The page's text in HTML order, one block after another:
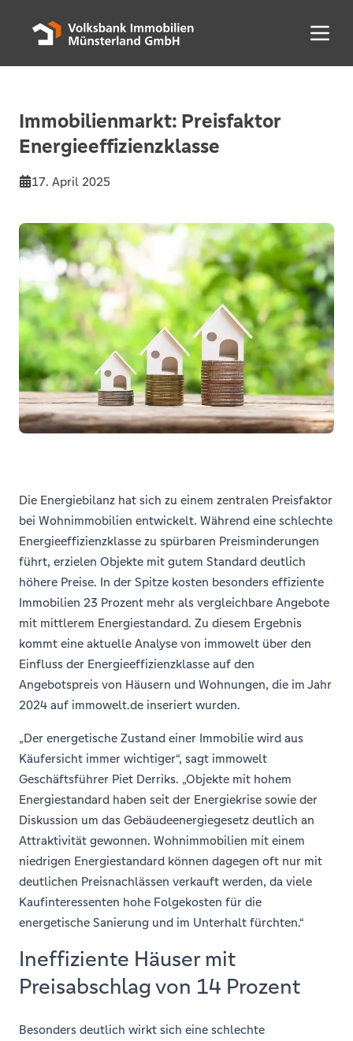
Menü
Immobilienmarkt: Preisfaktor
Energieeffizienzklasse
17. April 2025
Die Energiebilanz hat sich zu einem zentralen Preisfaktor
bei Wohnimmobilien entwickelt. Während eine schlechte
Energieeffizienzklasse zu spürbaren Preisminderungen
führt, erzielen Objekte mit gutem Standard deutlich
höhere Preise. In der Spitze kosten besonders effiziente
Immobilien 23 Prozent mehr als vergleichbare Angebote
mit mittlerem Energiestandard. Zu diesem Ergebnis
kommt eine aktuelle Analyse von immowelt über den
Einfluss der Energieeffizienzklasse auf den
Angebotspreis von Häusern und Wohnungen, die im Jahr
2024 auf immowelt.de inseriert wurden.
„Der energetische Zustand einer Immobilie wird aus
Käufersicht immer wichtiger“, sagt immowelt
Geschäftsführer Piet Derriks. „Objekte mit hohem
Energiestandard haben seit der Energiekrise sowie der
Diskussion um das Gebäudeenergiegesetz deutlich an
Attraktivität gewonnen. Wohnimmobilien mit einem
niedrigen Energiestandard können dagegen oft nur mit
deutlichen Preisnachlässen verkauft werden, da viele
Kaufinteressenten hohe Folgekosten für die
energetische Sanierung und im Unterhalt fürchten.“
Ineffiziente Häuser mit
Preisabschlag von 14 Prozent
Besonders deutlich wirkt sich eine schlechte